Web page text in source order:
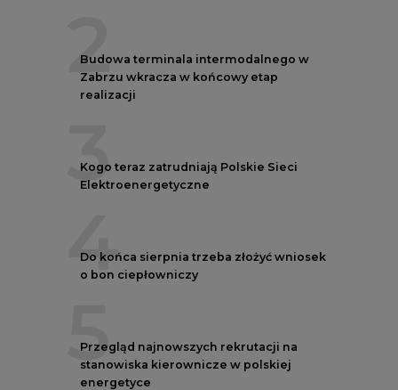
2
Budowa terminala intermodalnego w
Zabrzu wkracza w końcowy etap
realizacji
3
Kogo teraz zatrudniają Polskie Sieci
Elektroenergetyczne
4
Do końca sierpnia trzeba złożyć wniosek
o bon ciepłowniczy
5
Przegląd najnowszych rekrutacji na
stanowiska kierownicze w polskiej
energetyce